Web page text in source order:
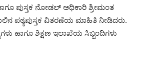
ಪುಸ್ತಕ ನೋಡಲ್ ಅಧಿಕಾರಿ ಶ್ರೀಮಂತ
ಪಠ್ಯಪುಸ್ತಕ ವಿತರಣೆಯ ಮಾಹಿತಿ ನೀಡಿದರು.
ಹಾಗೂ ಶಿಕ್ಷಣ ಇಲಾಖೆಯ ಸಿಬ್ಬಂದಿಗಳು